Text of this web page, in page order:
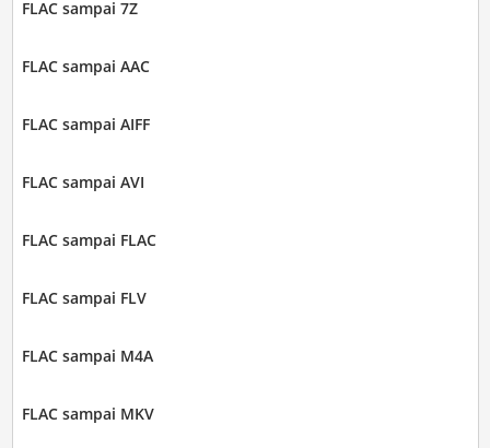
FLAC sampai 7Z
FLAC sampai AAC
FLAC sampai AIFF
FLAC sampai AVI
FLAC sampai FLAC
FLAC sampai FLV
FLAC sampai M4A
FLAC sampai MKV